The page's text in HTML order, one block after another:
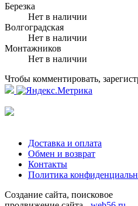
Березка
Нет в наличии
Волгоградская
Нет в наличии
Монтажников
Нет в наличии
Чтобы комментировать,
Доставка и оплата
Обмен и возврат
Контакты
Политика
Создание сайта, поисковое